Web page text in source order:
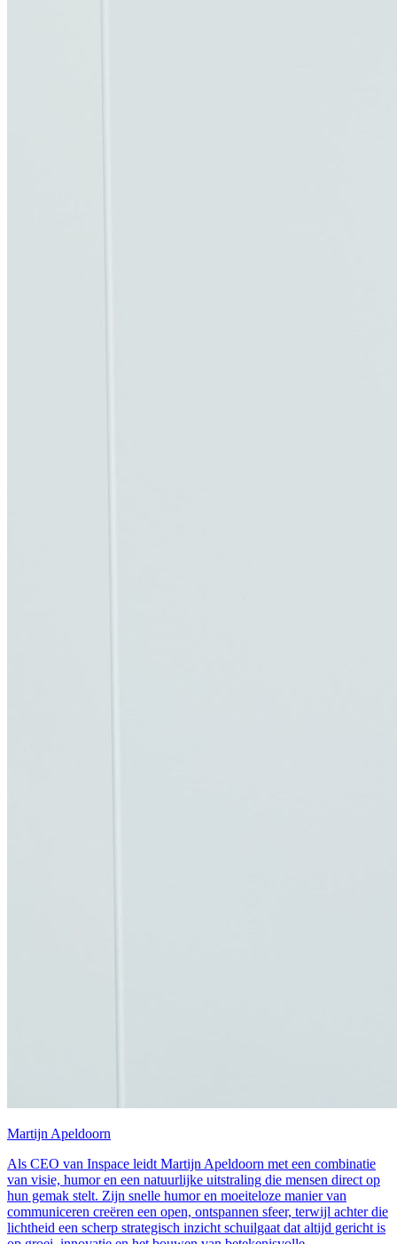
Martijn Apeldoorn
Als CEO van Inspace leidt Martijn Apeldoorn met een combinatie
van visie, humor en een natuurlijke uitstraling die mensen direct op
hun gemak stelt. Zijn snelle humor en moeiteloze manier van
communiceren creëren een open, ontspannen sfeer, terwijl achter die
lichtheid een scherp strategisch inzicht schuilgaat dat altijd gericht is